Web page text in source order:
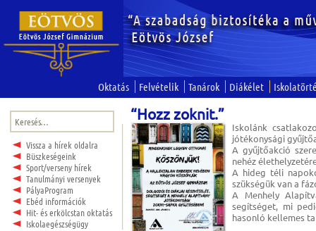
Oktatás Felvételik Tanárok Diákélet
Keresés:
Vissza a hírek oldalra
Büszkeségeink
Sport/verseny hírek
Tanulmányi versenyek
PályaProgram
Ebéd információk
Hit- és erkölcstan oktatás
Iskolaegészségügy
“Hozz zoknit.”
Iskolánk
jótékonysági
A gyűjtőakció
nehéz
A hideg téli
szükségük van a
A Menhely
segítséget, mi
hasonló kellemes